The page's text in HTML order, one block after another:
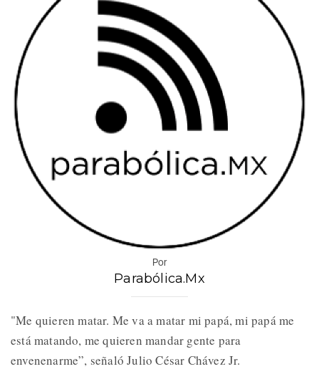
Por
Parabólica.Mx
"Me quieren matar. Me va a matar mi papá, mi papá me
está matando, me quieren mandar gente para
envenenarme”, señaló Julio César Chávez Jr.